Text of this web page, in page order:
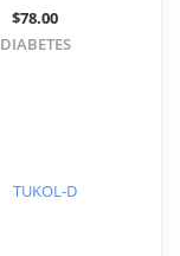
$78.00
DIABETES